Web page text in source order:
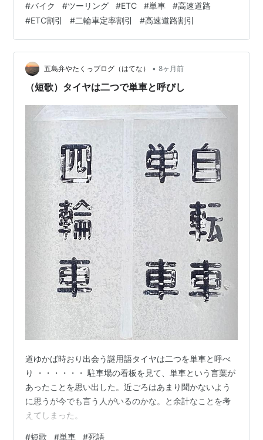
速道路周遊パス／二輪車定率割引” https://hayatabi.c-
nexco.co.jp/drive/detail.html?id=203 ただし、条件がい
くつかあるのでそこがポイントです👇 ■ 利用できる条件
1️⃣ ETC付きバイク限定→ ETCが付いていないと使えませ
ん…
#バイク #ツーリング #ETC #単車 #高速道路
#ETC割引 #二輪車定率割引 #高速道路割引
五島弁やたくっブログ（はてな） • 8ヶ月前
（短歌）タイヤは二つで単車と呼びし
道ゆかば時おり出会う謎用語タイヤは二つを単車と呼べ
り ・・・・・・ 駐車場の看板を見て、単車という言葉が
あったことを思い出した。近ごろはあまり聞かないよう
に思うが今でも言う人がいるのかな。と余計なことを考
えてしまった。
#短歌 #単車 #死語